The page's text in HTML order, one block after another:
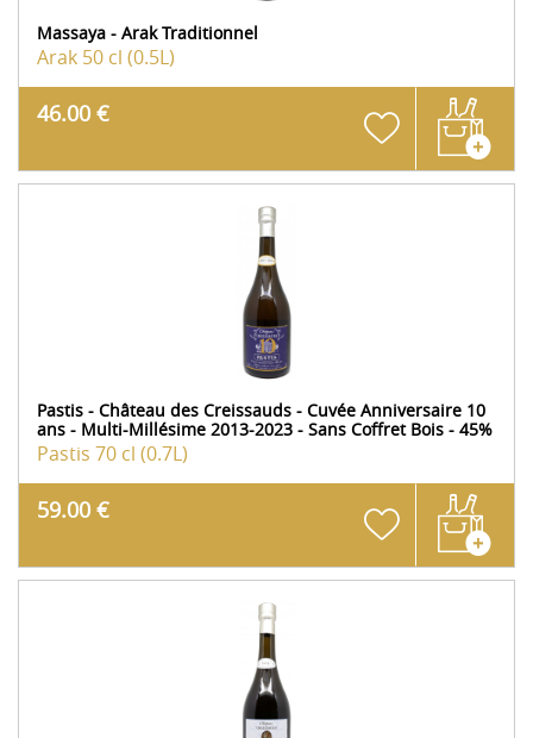
Massaya - Arak Traditionnel
Arak 50 cl (0.5L)
46.00 €
Pastis - Château des Creissauds - Cuvée Anniversaire 10
ans - Multi-Millésime 2013-2023 - Sans Coffret Bois - 45%
Pastis 70 cl (0.7L)
59.00 €